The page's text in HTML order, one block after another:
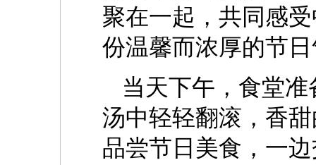
聚在一起，共同感
份温馨而浓厚的节
当天下午，食堂
汤中轻轻翻滚，香
品尝节日美食，一